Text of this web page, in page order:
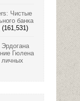
Чистые
банка
(161,531)
Гюлена